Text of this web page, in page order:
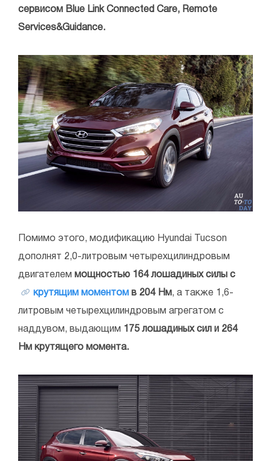
сервисом Blue Link Connected Care, Remote
Services&Guidance.
Помимо этого, модификацию Hyundai Tucson
дополнят 2,0-литровым четырехцилиндровым
двигателем мощностью 164 лошадиных силы с
крутящим моментом в 204 Нм , а также 1,6-
литровым четырехцилиндровым агрегатом с
наддувом, выдающим 175 лошадиных сил и 264
Нм крутящего момента.